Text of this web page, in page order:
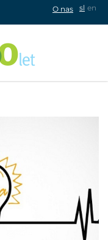
sl en
O nas